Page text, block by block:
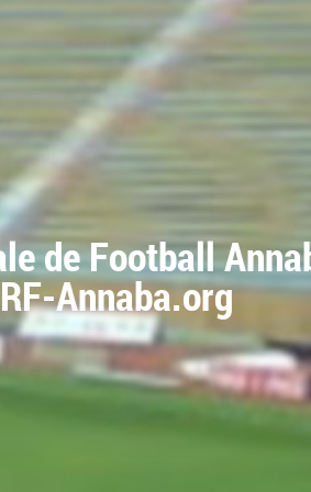
de Football
Annaba.org